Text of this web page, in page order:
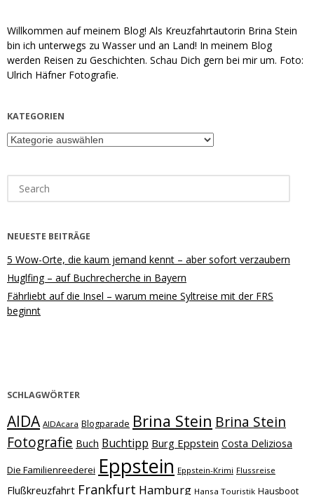
Willkommen auf meinem Blog! Als Kreuzfahrtautorin Brina Stein
bin ich unterwegs zu Wasser und an Land! In meinem Blog
werden Reisen zu Geschichten. Schau Dich gern bei mir um. Foto:
Ulrich Häfner Fotografie.
KATEGORIEN
Kategorien
for:
NEUESTE BEITRÄGE
5 Wow-Orte, die kaum jemand kennt – aber sofort verzaubern
Huglfing – auf Buchrecherche in Bayern
Fährliebt auf die Insel – warum meine Syltreise mit der FRS
beginnt
SCHLAGWÖRTER
AIDA AIDAcara Blogparade Brina Stein Brina Stein
Fotografie Buch Buchtipp Burg Eppstein Costa Deliziosa
Die Familienreederei Eppstein Eppstein-Krimi Flussreise
Flußkreuzfahrt Frankfurt Hamburg Hansa Touristik Hausboot